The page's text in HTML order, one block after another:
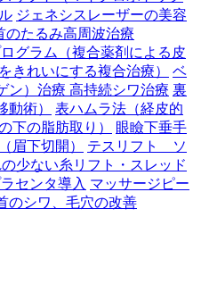
ジェネシスレーザーの美容
のたるみ高周波治療
グラム（複合薬剤による皮
きれいにする複合治療）
ベ
ン）治療 高持続シワ治療 裏
術）
表ハムラ法（経皮的
下の脂肪取り）
眼瞼下垂手
眉下切開）
テスリフト ソ
少ない糸リフト・スレッド
センタ導入 マッサージピー
のシワ、毛穴の改善